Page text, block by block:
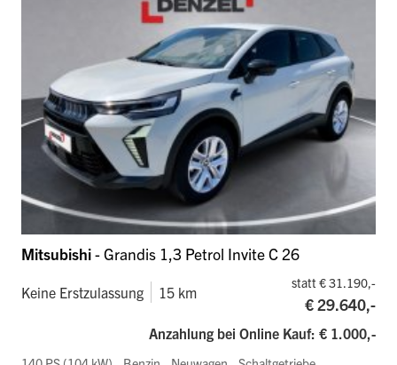
Mitsubishi- Grandis 1,3 Petrol Invite C 26
Keine Erstzulassung 15 km
statt € 31.190,-
€ 29.640,-
Anzahlung bei Online Kauf: € 1.000,-